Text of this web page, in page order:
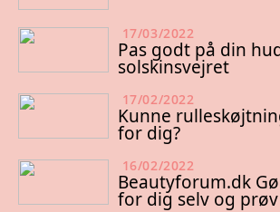
17/03/2022
Pas godt på din
solskinsvejret
17/02/2022
Kunne
for dig?
16/02/2022
Beautyforum.dk
for dig selv og